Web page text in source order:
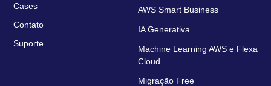
Cases
Contato
Suporte
AWS Smart Business
IA Generativa
Machine Learning AWS e Flexa
Cloud
Migração Free